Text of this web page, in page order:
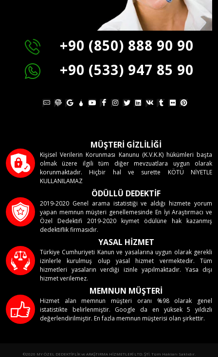
+90 (850) 888 90 90
+90 (533) 947 85 90
MÜŞTERİ GİZLİLİĞİ
Kişisel Verilerin Korunması Kanunu (K.V.K.K) hükümleri başta
olmak üzere ilgili tüm diğer mevzuatlara uygun olarak
korunmaktadır. Hiçbir hal ve surette KÖTÜ NİYETLE
KULLANILAMAZ
ÖDÜLLÜ DEDEKTİF
2019-2020 Genel arama istatistiği ve aldığı hizmete yorum
yapan memnun müşteri genellemesinde En İyi Araştırmacı ve
Özel Dedektifi 2019-2020 kıymet ödülüne hak kazanmış
dedektiflik firmasıdır.
YASAL HİZMET
Türkiye Cumhuriyeti Kanun ve yasalarına uygun olarak gerekli
izinlerle kurulmuş olup yasal hizmet vermektedir. Tüm
hizmetleri yasaların verdiği izinle yapılmaktadır. Yasa dışı
hizmet verilemez.
MEMNUN MÜŞTERİ
Hizmet alan memnun müşteri oranı %98 olarak genel
istatistikte belirlenmiştir. Google da en yüksek 5 yıldızlı
değerlendirilmiştir. En fazla memnun müşterisi olan şirkettir.
©2026 MY ÖZEL DEDEKTİFLİK ve ARAŞTIRMA HİZMETLERİ LTD. ŞTİ. Tüm Hakları Saklıdır.